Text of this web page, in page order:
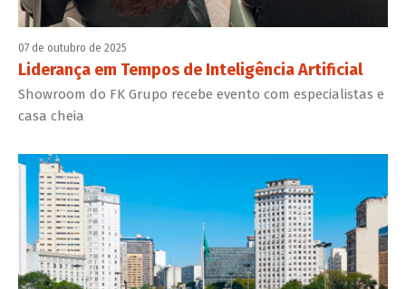
07 de outubro de 2025
Liderança em Tempos de Inteligência Artificial
Showroom do FK Grupo recebe evento com especialistas e
casa cheia